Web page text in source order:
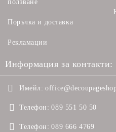
ползване
Поръчка и доставка
Рекламации
Информация за контакти:
Имейл:
Телефон: 089 551 50 50
Телефон: 089 666 4769